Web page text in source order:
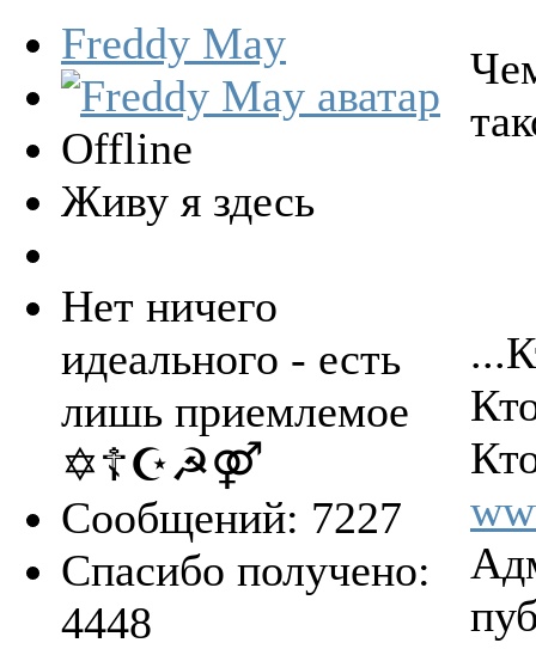
Freddy May
Offline
Живу я здесь
Нет ничего
идеального - есть
лишь приемлемое
✡☦☪☭⚤
Сообщений: 7227
Спасибо получено:
4448